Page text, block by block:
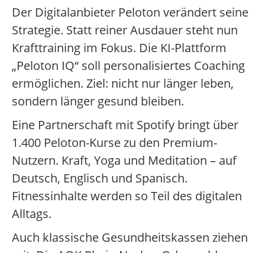
Der Digitalanbieter Peloton verändert seine
Strategie. Statt reiner Ausdauer steht nun
Krafttraining im Fokus. Die KI-Plattform
„Peloton IQ“ soll personalisiertes Coaching
ermöglichen. Ziel: nicht nur länger leben,
sondern länger gesund bleiben.
Eine Partnerschaft mit Spotify bringt über
1.400 Peloton-Kurse zu den Premium-
Nutzern. Kraft, Yoga und Meditation – auf
Deutsch, Englisch und Spanisch.
Fitnessinhalte werden so Teil des digitalen
Alltags.
Auch klassische Gesundheitskassen ziehen